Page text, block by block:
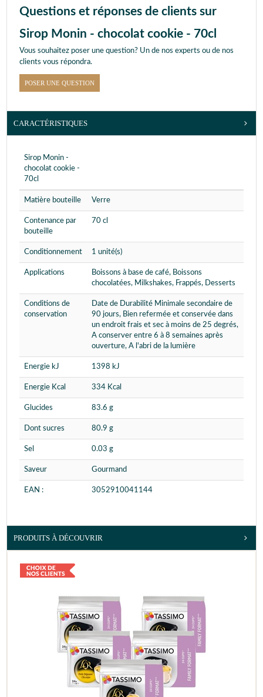
Questions et réponses de clients sur
Sirop Monin - chocolat cookie - 70cl
Vous souhaitez poser une question? Un de nos experts ou de nos
clients vous répondra.
POSER UNE QUESTION
CARACTÉRISTIQUES
Sirop Monin -
chocolat cookie -
70cl
Matière bouteille Verre
Contenance par
bouteille
70 cl
Conditionnement 1 unité(s)
Applications
Boissons à base de café, Boissons
chocolatées, Milkshakes, Frappés, Desserts
Conditions de
conservation
Date de Durabilité Minimale secondaire de
90 jours, Bien refermée et conservée dans
un endroit frais et sec à moins de 25 degrés,
A conserver entre 6 à 8 semaines après
ouverture, A l'abri de la lumière
Energie kJ 1398 kJ
Energie Kcal 334 Kcal
Glucides 83.6 g
Dont sucres 80.9 g
Sel 0.03 g
Saveur Gourmand
EAN : 3052910041144
PRODUITS À DÉCOUVRIR